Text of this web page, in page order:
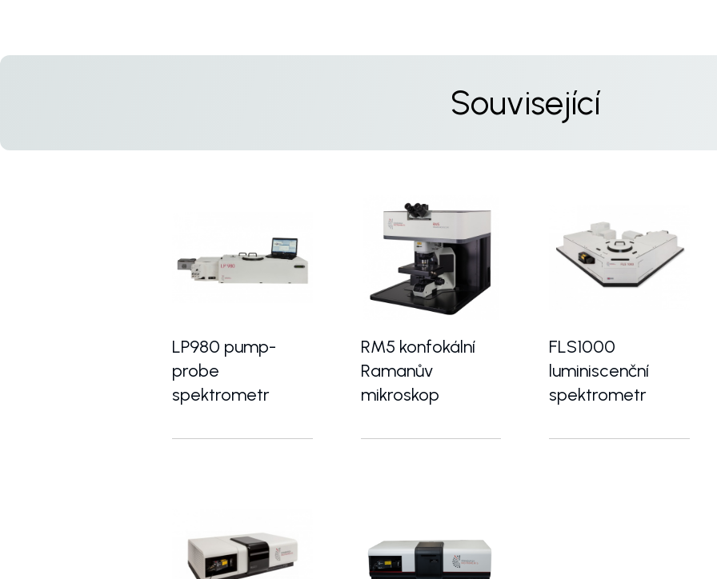
Související
LP980 pump-
probe
spektrometr
RM5 konfokální
Ramanův
mikroskop
FLS1000
luminiscenční
spektrometr